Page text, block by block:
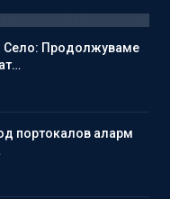
Село: Продолжуваме
портокалов аларм